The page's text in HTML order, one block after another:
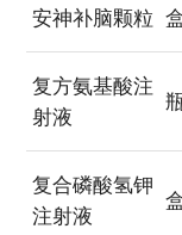
安神补脑颗粒
复方氨基酸注
射液
复合磷酸氢钾
注射液